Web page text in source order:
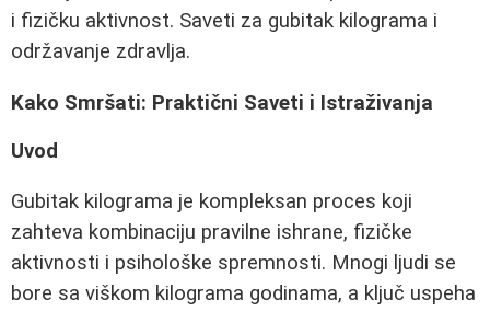
i fizičku aktivnost. Saveti za gubitak kilograma i
održavanje zdravlja.
Kako Smršati: Praktični Saveti i Istraživanja
Uvod
Gubitak kilograma je kompleksan proces koji
zahteva kombinaciju pravilne ishrane, fizičke
aktivnosti i psihološke spremnosti. Mnogi ljudi se
bore sa viškom kilograma godinama, a ključ uspeha